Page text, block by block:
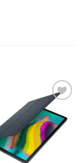
Adicionar
aos meus
desejos